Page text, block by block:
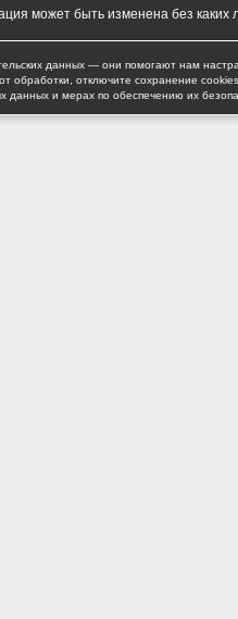
может быть изменена без каких
данных — они помогают нам
обработки, отключите сохранение
и мерах по обеспечению их